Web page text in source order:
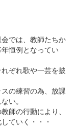
では、教師たちか
恒例となってい
ぞれ歌や一芸を披
の練習の為、放課
い。
師の行動により、
ていく・・・